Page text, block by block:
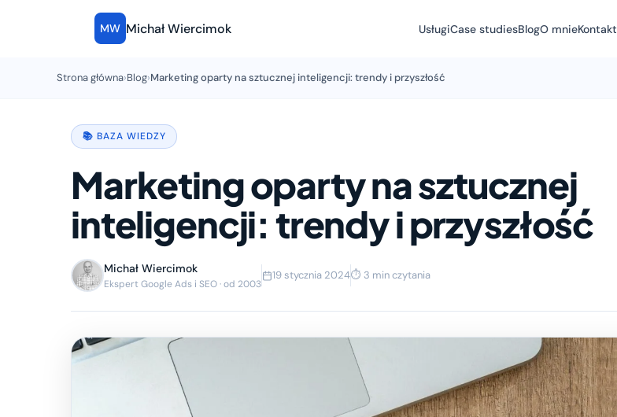
MW Michał Wiercimok UsługiCase studiesBlogO mnieKontakt
Strona główna›Blog›Marketing oparty na sztucznej inteligencji: trendy i przyszłość
📚 BAZA WIEDZY
Marketing oparty na sztucznej
inteligencji: trendy i przyszłość
Michał Wiercimok
Ekspert Google Ads i SEO · od 2003
19 stycznia 2024⏱ 3 min czytania